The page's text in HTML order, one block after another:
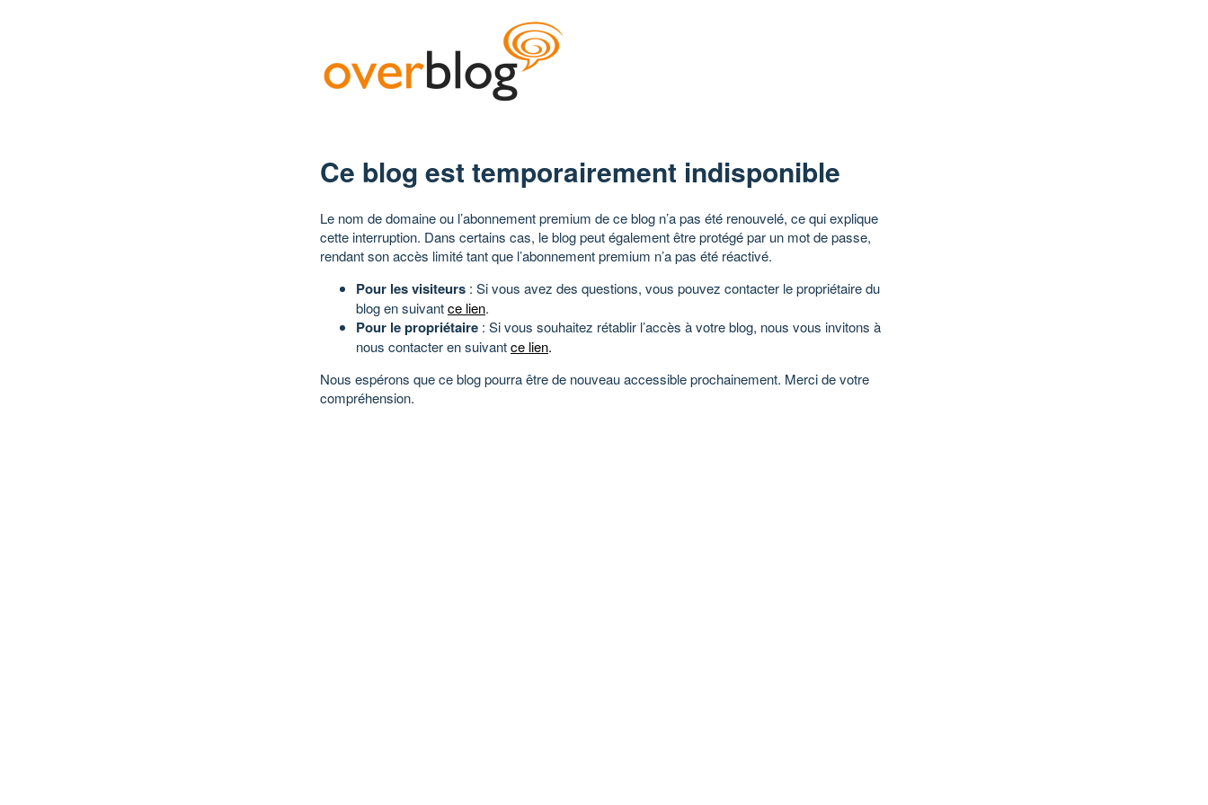
Ce blog est temporairement indisponible
Le nom de domaine ou l’abonnement premium de ce blog n’a pas été renouvelé, ce qui explique
cette interruption. Dans certains cas, le blog peut également être protégé par un mot de passe,
rendant son accès limité tant que l’abonnement premium n’a pas été réactivé.
Pour les visiteurs : Si vous avez des questions, vous pouvez contacter le propriétaire du
blog en suivantce lien.
Pour le propriétaire : Si vous souhaitez rétablir l’accès à votre blog, nous vous invitons à
nous contacter en suivantce lien.
Nous espérons que ce blog pourra être de nouveau accessible prochainement. Merci de votre
compréhension.